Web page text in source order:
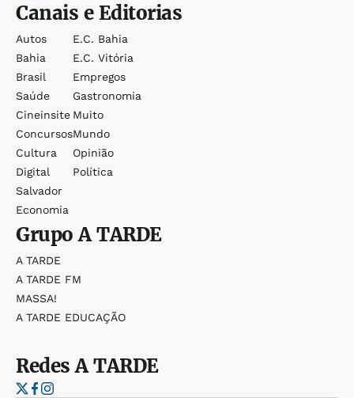
Canais e Editorias
Autos
Bahia
Brasil
Saúde
Cineinsite
Concursos
Cultura
Digital
Salvador
Economia
E.c. Bahia
E.c. Vitória
Empregos
Gastronomia
Muito
Mundo
Opinião
Política
GrupoA TARDE
A TARDE
A TARDE FM
MASSA!
A TARDE EDUCAÇÃO
RedesA TARDE